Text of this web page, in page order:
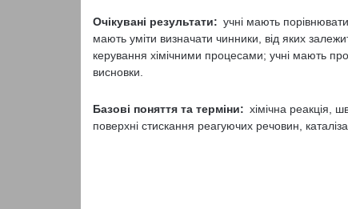
Очікувані результати: учні мають
мають уміти визначати чинники, від яких
керування хімічними процесами; учні мають
висновки.
Базові поняття та терміни: хімічна реакція,
поверхні стискання реагуючих речовин,